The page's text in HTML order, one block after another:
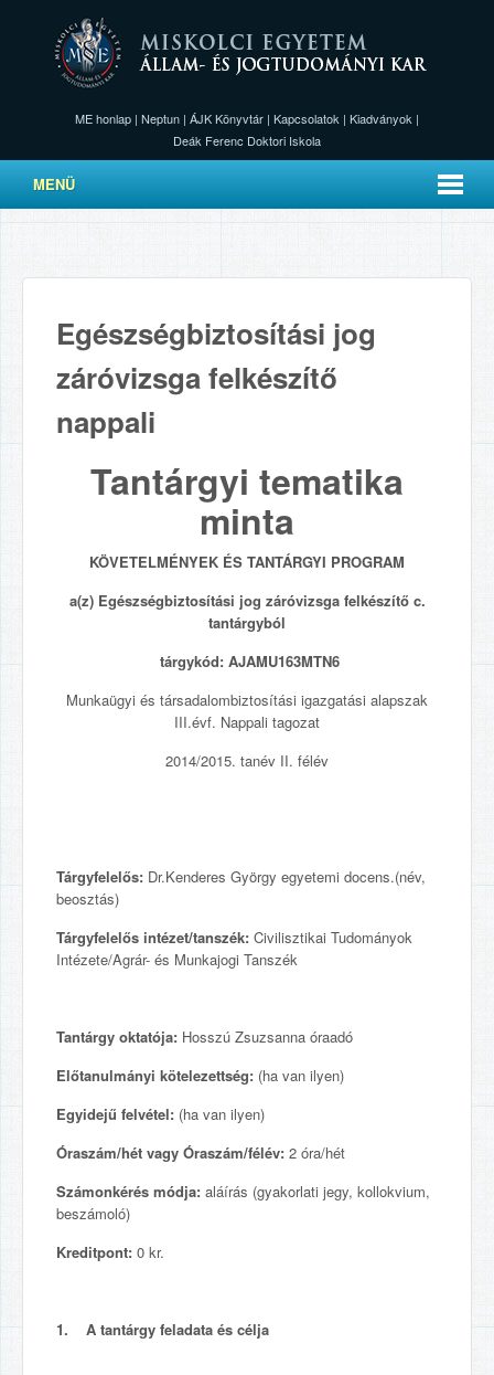
ME honlap | Neptun | ÁJK Könyvtár | Kapcsolatok | Kiadványok |
Deák Ferenc Doktori Iskola
MENÜ
Egészségbiztosítási jog
záróvizsga felkészítő
nappali
Tantárgyi tematika
minta
KÖVETELMÉNYEK ÉS TANTÁRGYI PROGRAM
a(z) Egészségbiztosítási jog záróvizsga felkészítő c.
tantárgyból
tárgykód: AJAMU163MTN6
Munkaügyi és társadalombiztosítási igazgatási alapszak
III.évf. Nappali tagozat
2014/2015. tanév II. félév
Tárgyfelelős: Dr.Kenderes György egyetemi docens.(név,
beosztás)
Tárgyfelelős intézet/tanszék: Civilisztikai Tudományok
Intézete/Agrár- és Munkajogi Tanszék
Tantárgy oktatója: Hosszú Zsuzsanna óraadó
Előtanulmányi kötelezettség: (ha van ilyen)
Egyidejű felvétel: (ha van ilyen)
Óraszám/hét vagy Óraszám/félév: 2 óra/hét
Számonkérés módja: aláírás (gyakorlati jegy, kollokvium,
beszámoló)
Kreditpont: 0 kr.
1. A tantárgy feladata és célja